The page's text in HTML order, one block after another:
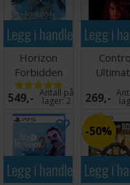
Legg i handlekurven
Horizon
Forbidden
West PS5
549,- Antall på
lager:2
Legg i
Edition
269,-
Legg i handlekurven
Legg i
50%